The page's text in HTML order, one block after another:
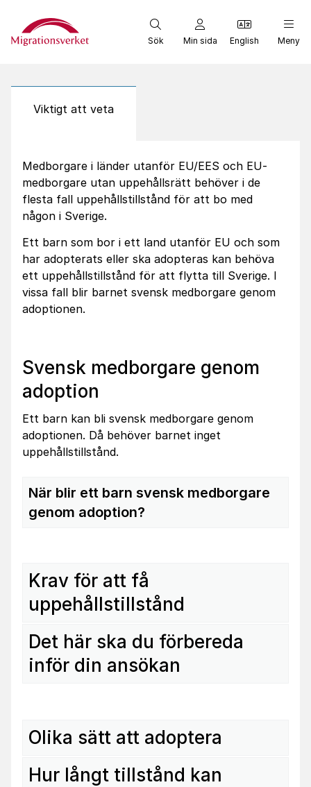
Start
Sök Min sida English Meny
Viktigt att veta
Medborgare i länder utanför EU/EES och EU-
medborgare utan uppehållsrätt behöver i de
flesta fall uppehållstillstånd för att bo med
någon i Sverige.
Ett barn som bor i ett land utanför EU och som
har adopterats eller ska adopteras kan behöva
ett uppehållstillstånd för att flytta till Sverige. I
vissa fall blir barnet svensk medborgare genom
adoptionen.
Svensk medborgare genom
adoption
Ett barn kan bli svensk medborgare genom
adoptionen. Då behöver barnet inget
uppehållstillstånd.
När blir ett barn svensk medborgare
genom adoption?
Krav för att få
uppehållstillstånd
Det här ska du förbereda
inför din ansökan
Olika sätt att adoptera
Hur långt tillstånd kan